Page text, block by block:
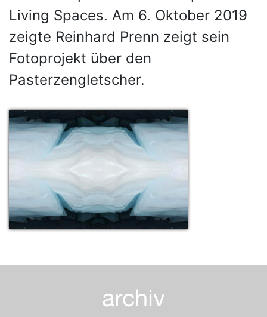
Living Spaces. Am 6. Oktober 2019
zeigte Reinhard Prenn zeigt sein
Fotoprojekt über den
Pasterzengletscher.
archiv